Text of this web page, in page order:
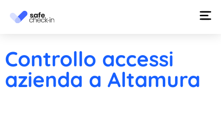
Controllo accessi
azienda a Altamura